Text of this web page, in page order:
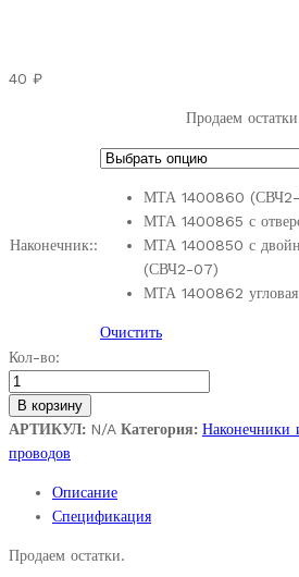
40 ₽
Продаем
Наконечник::
МТА 1400860
МТА 1400865 с
МТА 1400850 с
(СВЧ2-07)
МТА 1400862
Очистить
Наконечники
Высоковольтных
(свечных)
проводов.
МТА
,1400850,1400862
.Сняты
с
Кол-во:
В корзину
АРТИКУЛ: N/A Категория: Наконечники
проводов
Описание
Спецификация
Продаем остатки.